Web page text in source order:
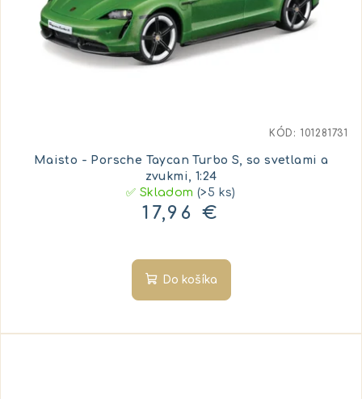
Maisto - Porsche Taycan Turbo S, so svetlami a
zvukmi, 1:24
✅ Skladom(>5 ks)
17,96 €
Do košíka
KÓD: 101281731